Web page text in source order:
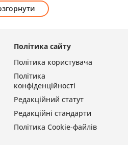
Політика сайту
Політика користувача
Політика
конфіденційності
Редакційний статут
Редакційні стандарти
Політика Cookie-файлів